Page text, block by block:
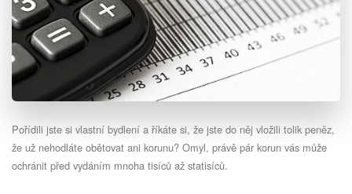
Pořídili jste si vlastní bydlení a říkáte si, že jste do něj vložili tolik peněz,
že už nehodláte obětovat ani korunu? Omyl, právě pár korun vás může
ochránit před vydáním mnoha tisíců až statisíců.